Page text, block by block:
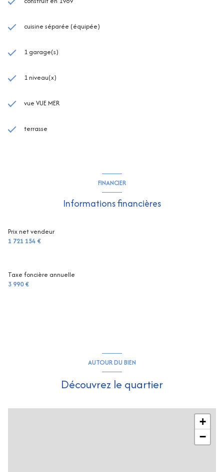
cuisine séparée (équipée)
1 garage(s)
1 niveau(x)
vue VUE MER
terrasse
FINANCIER
Informations financières
Prix net vendeur
1 721 154 €
Taxe foncière annuelle
3 990 €
AUTOUR DU BIEN
Découvrez le quartier
+
−